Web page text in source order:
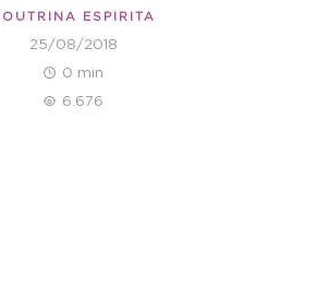
ESPIRITA
25/08/2018
0 min
6.676